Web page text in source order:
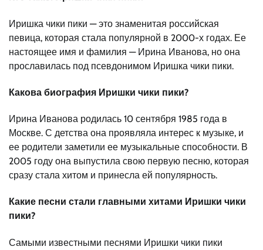
Иришка чики пики — это знаменитая российская
певица, которая стала популярной в 2000-х годах. Ее
настоящее имя и фамилия — Ирина Иванова, но она
прославилась под псевдонимом Иришка чики пики.
Какова биография Иришки чики пики?
Ирина Иванова родилась 10 сентября 1985 года в
Москве. С детства она проявляла интерес к музыке, и
ее родители заметили ее музыкальные способности. В
2005 году она выпустила свою первую песню, которая
сразу стала хитом и принесла ей популярность.
Какие песни стали главными хитами Иришки чики
пики?
Самыми известными песнями Иришки чики пики